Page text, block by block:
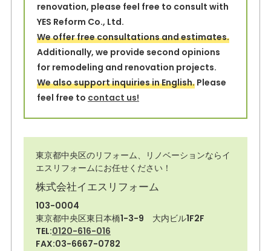
renovation, please feel free to consult with
YES Reform Co., Ltd.
We offer free consultations and estimates.
Additionally, we provide second opinions
for remodeling and renovation projects.
We also support inquiries in English.Please
feel free to contact us!
東京都中央区のリフォーム、リノベーションならイ
エスリフォームにお任せください！
株式会社イエスリフォーム
103-0004
東京都中央区東日本橋1-3-9 大内ビル1F2F
TEL:0120-616-016
FAX:03-6667-0782